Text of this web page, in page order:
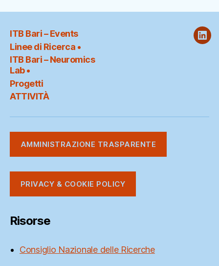
ITB Bari – Events
Linee di Ricerca •
ITB Bari – Neuromics
Lab •
Progetti
ATTIVITÀ
ITB
AMMINISTRAZIONE TRASPARENTE
PRIVACY & COOKIE POLICY
Risorse
Consiglio Nazionale delle Ricerche